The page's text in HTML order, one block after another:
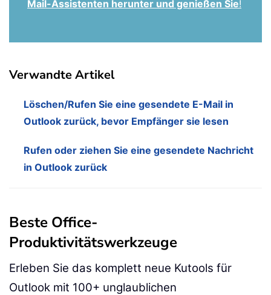
Mail-Assistenten herunter und genießen Sie!
Verwandte Artikel
Löschen/Rufen Sie eine gesendete E-Mail in
Outlook zurück, bevor Empfänger sie lesen
Rufen oder ziehen Sie eine gesendete Nachricht
in Outlook zurück
Beste Office-
Produktivitätswerkzeuge
Erleben Sie das komplett neue Kutools für
Outlook mit 100+ unglaublichen